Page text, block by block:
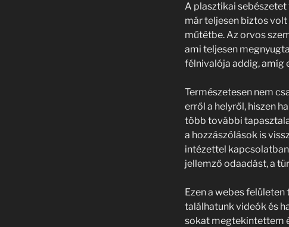
A plasztikai
már teljesen biztos volt
műtétbe. Az orvos
ami teljesen
félnivalója addig, amíg
Természetesen nem
erről a helyről, hiszen
több további
a hozzászólások is
intézettel
jellemző odaadást, a
Ezen a webes
találhatunk videók és
sokat megtekintettem